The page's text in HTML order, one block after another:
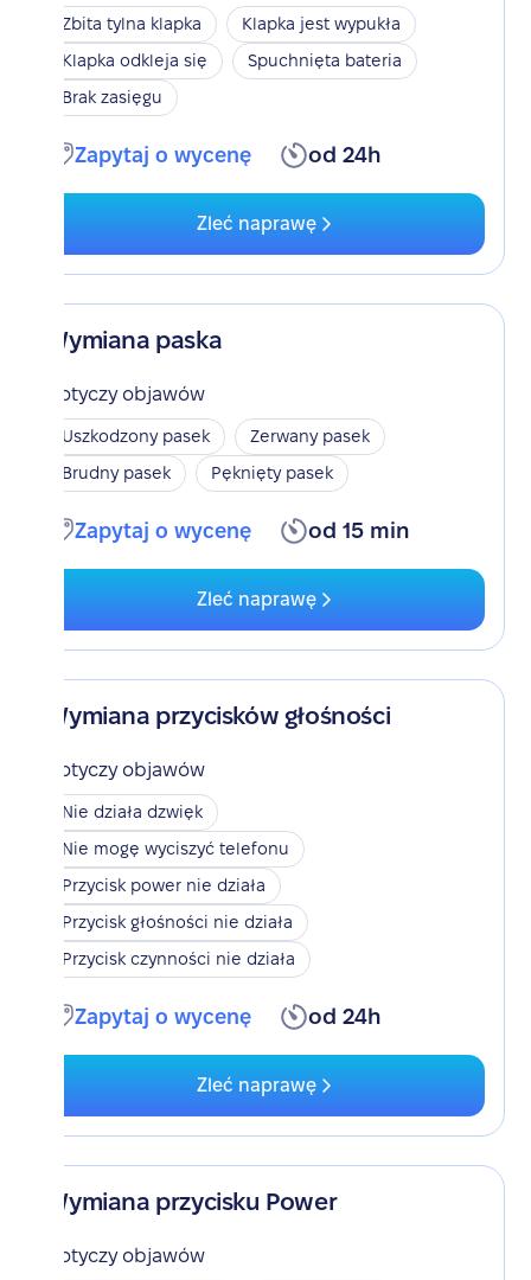
Zbita tylna klapka
Klapka jest wypukła
Klapka odkleja się
Spuchnięta bateria
Brak zasięgu
Zapytaj o wycenę od 24h
Zleć naprawę
Wymiana paska
Dotyczy objawów
Uszkodzony pasek
Zerwany pasek
Brudny pasek
Pęknięty pasek
Zapytaj o wycenę od 15 min
Zleć naprawę
Wymiana przycisków głośności
Dotyczy objawów
Nie działa dzwięk
Nie mogę wyciszyć telefonu
Przycisk power nie działa
Przycisk głośności nie działa
Przycisk czynności nie działa
Zapytaj o wycenę od 24h
Zleć naprawę
Wymiana przycisku Power
Dotyczy objawów